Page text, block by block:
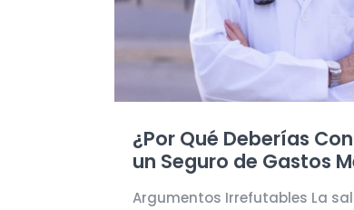
¿Por Qué Deberías
un Seguro de Gastos
Argumentos Irrefutables La